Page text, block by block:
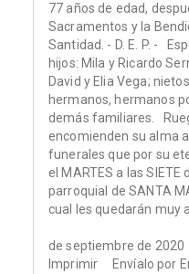
77 años de edad,
Sacramentos y la
Santidad. - D. E. P. -
hijos: Mila y Ricardo
David y Elia Vega;
hermanos, hermanos
demás familiares.
encomienden su alma
funerales que por su
el MARTES a las
parroquial de SANTA
cual les
de septiembre de
Imprimir Envíalo por